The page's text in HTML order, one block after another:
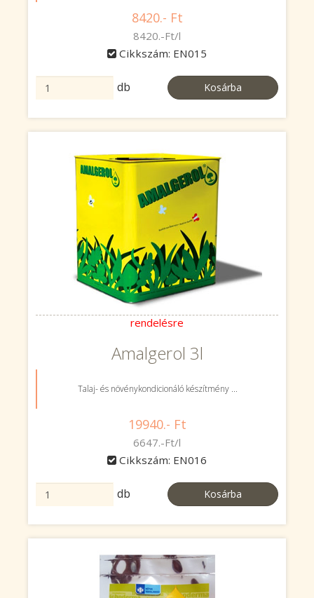
8420.- Ft
8420.-Ft/l
Cikkszám: EN015
db Kosárba
rendelésre
Amalgerol 3l
Talaj- és növénykondicionáló készítmény ...
19940.- Ft
6647.-Ft/l
Cikkszám: EN016
db Kosárba